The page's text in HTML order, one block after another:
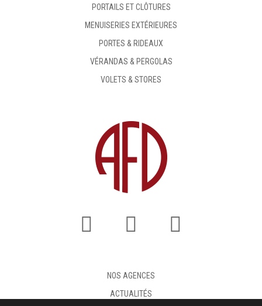
PORTAILS ET CLÔTURES
MENUISERIES EXTÉRIEURES
PORTES & RIDEAUX
VÉRANDAS & PERGOLAS
VOLETS & STORES
NOS AGENCES
ACTUALITÉS